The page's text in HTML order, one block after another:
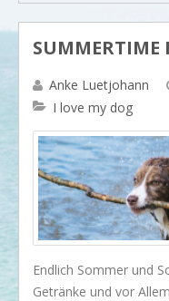
PROJEKTE
SHOP
Legendäre Strandbars
DOs and DON`Ts
Dinner with friends
I love my dog!
Wusstet Ihr schon?
Behind the scenes...
Enjoy!
SUMMERTIME
Anke Luetjohann
I love my dog
Endlich Sommer und
Getränke und vor